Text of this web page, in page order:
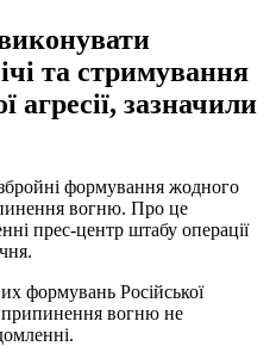
та стримування
агресії, зазначили
формування жодного
вогню. Про це
прес-центр штабу операції
формувань Російської
вогню не